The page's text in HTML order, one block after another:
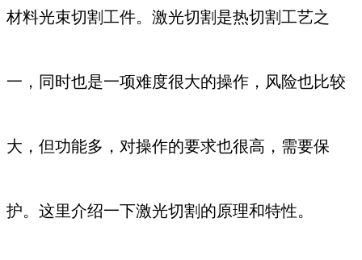
材料光束切割工件。激光切割是热切割工艺之
一，同时也是一项难度很大的操作，风险也比较
大，但功能多，对操作的要求也很高，需要保
护。这里介绍一下激光切割的原理和特性。